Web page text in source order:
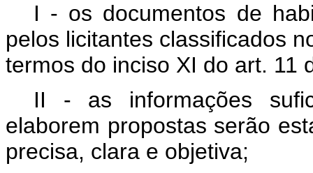
I - os documentos de
pelos licitantes classificados
termos do inciso XI do art. 11
II - as informações
elaborem propostas serão
precisa, clara e objetiva;